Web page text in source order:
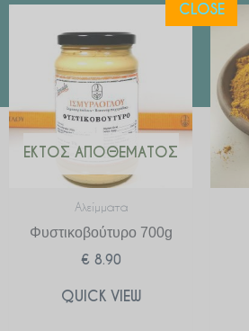
ΕΚΤΌΣ ΑΠΟΘΈΜΑΤΟΣ
Αλείμματα
Φυστικοβούτυρο 700g
€ 8.90
QUICK VIEW
CLOSE